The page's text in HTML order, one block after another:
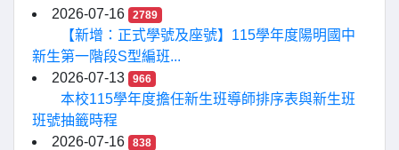
2026-07-16 2789
【新增：正式學號及座號】115學年度陽明國中
新生第一階段S型編班...
2026-07-13
966
本校115學年度擔任新生班導師排序表與新生班
班號抽籤時程
2026-07-16
838